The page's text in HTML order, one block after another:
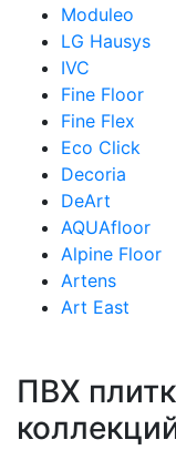
Moduleo
LG Hausys
IVC
Fine Floor
Fine Flex
Eco Click
Decoria
DeArt
AQUAfloor
Alpine Floor
Artens
Art East
ПВХ